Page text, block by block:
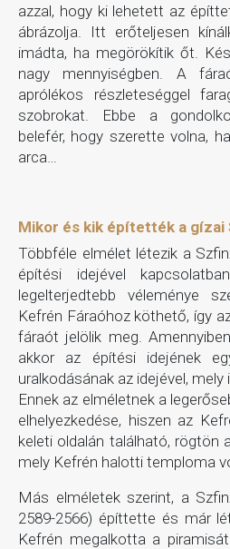
azzal, hogy ki lehetett az
ábrázolja. Itt erőteljesen
imádta, ha megörökítik őt.
nagy mennyiségben. A
aprólékos részleteséggel
szobrokat. Ebbe a
belefér, hogy szerette volna,
arca…
Mikor és kik építették a gízai
Többféle elmélet létezik a
építési idejével
legelterjedtebb véleménye
Kefrén Fáraóhoz köthető, így
fáraót jelölik meg.
akkor az építési idejének
uralkodásának az idejével, mely
Ennek az elméletnek a
elhelyezkedése, hiszen az
keleti oldalán található, rögtön
mely Kefrén halotti temploma
Más elméletek szerint, a
2589-2566) építtette és már
Kefrén megalkotta a